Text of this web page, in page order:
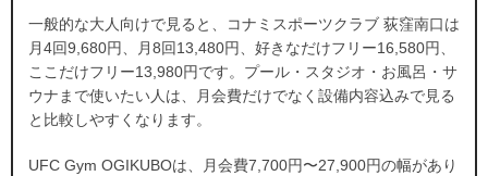
一般的な大人向けで見ると、コナミスポーツクラブ 荻窪南口は
月4回9,680円、月8回13,480円、好きなだけフリー16,580円、
ここだけフリー13,980円です。プール・スタジオ・お風呂・サ
ウナまで使いたい人は、月会費だけでなく設備内容込みで見る
と比較しやすくなります。
UFC Gym OGIKUBOは、月会費7,700円〜27,900円の幅があり